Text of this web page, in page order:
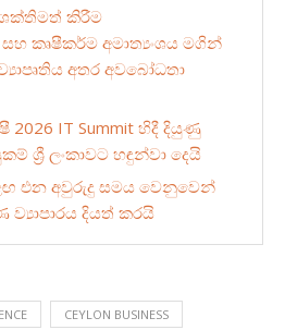
ශක්තිමත් කිරීම
සහ කෘෂීකර්ම අමාත්‍යංශය මගින්
අතර අවබෝධතා
2026 IT Summit හිදී දියුණු
ශ්‍රී ලංකාවට හඳුන්වා දෙයි
ළඟ එන අවුරුදු සමය වෙනුවෙන්
ව්‍යාපාරය දියත් කරයි
CEYLON BUSINESS